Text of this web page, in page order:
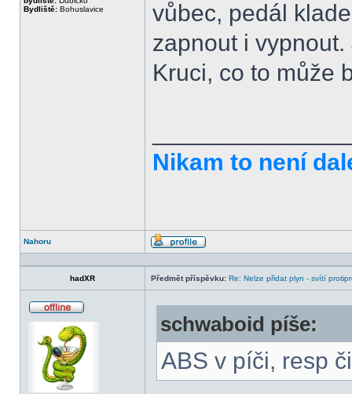
Bydliště: Bohuslavice
vůbec, pedál
zapnout i
Kruci, co to může
Nikam to není
Nahoru
Profil
hadXR Předmět příspěvku: Re: Nelze přidat plyn - svítí
schwaboid píše:
ABS v píči, resp